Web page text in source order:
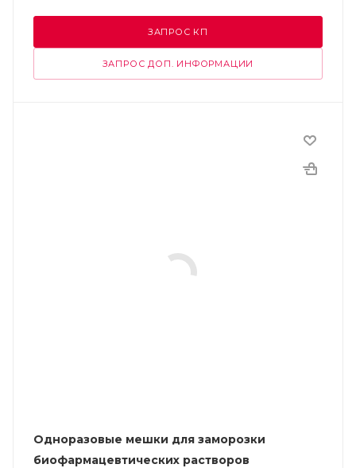
ЗАПРОС КП
ЗАПРОС ДОП. ИНФОРМАЦИИ
Одноразовые мешки для заморозки
биофармацевтических растворов